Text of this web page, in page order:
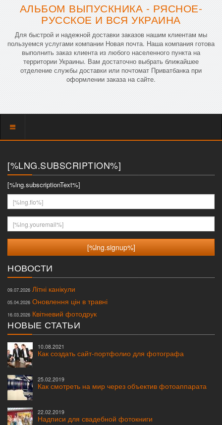
АЛЬБОМ ВЫПУСКНИКА - РЯСНОЕ-
РУССКОЕ И ВСЯ УКРАИНА
Для быстрой и надежной доставки заказов нашим клиентам мы
пользуемся услугами компании Новая почта. Наша компания готова
выполнить заказ клиента из любого населенного пункта на
территории Украины. Вам достаточно выбрать ближайшее
отделение службы доставки или почтомат Приватбанка при
оформлении заказа на сайте.
Показать
[%LNG.SUBSCRIPTION%]
[%lng.subscriptionText%]
[%lng.fio%]
[%lng.youremail%]
НОВОСТИ
09.07.2026 Літні канікули
05.04.2026 Оновлення цін в травні
16.03.2026 Квітневий фотодрук
НОВЫЕ СТАТЬИ
10.08.2021
Как создать сайт-портфолио для фотографа
25.02.2019
Как смотреть на мир через объектив фотоаппарата
22.02.2019
Надписи для свадебной фотокниги